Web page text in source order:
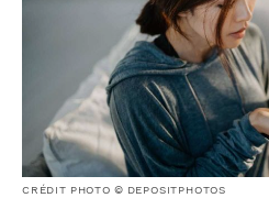
CRÉDIT PHOTO © DEPOSITPHOTOS